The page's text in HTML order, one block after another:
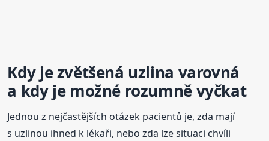
Kdy je zvětšená uzlina varovná
a kdy je možné rozumně vyčkat
Jednou z nejčastějších otázek pacientů je, zda mají
s uzlinou ihned k lékaři, nebo zda lze situaci chvíli